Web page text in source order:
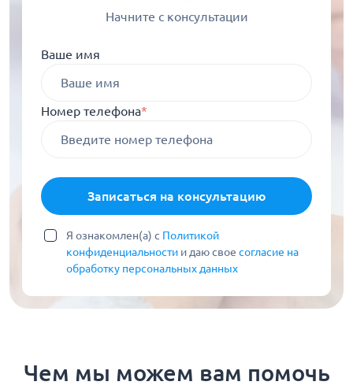
Начните с консультации
Ваше имя
Номер телефона*
Записаться на консультацию
Я ознакомлен(а) с Политикой
конфиденциальности и даю свое согласие на
обработку персональных данных
Чем мы можем вам помочь